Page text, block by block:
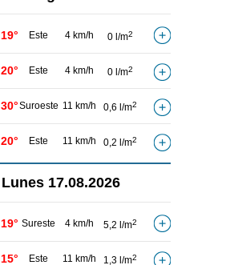
19° Este 4 km/h 0 l/m2
20° Este 4 km/h 0 l/m2
30°Suroeste 11 km/h 0,6 l/m2
20° Este 11 km/h 0,2 l/m2
Lunes 17.08.2026
19° Sureste 4 km/h 5,2 l/m2
15° Este 11 km/h 1,3 l/m2